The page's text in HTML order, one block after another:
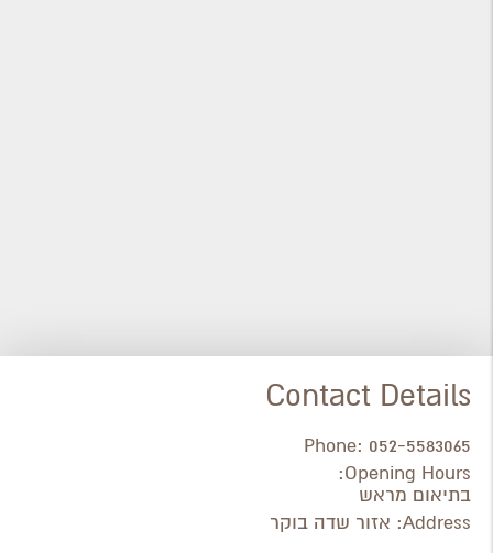
Contact Details
Phone: 052-5583065
Opening Hours:
בתיאום מראש
Address: אזור שדה בוקר